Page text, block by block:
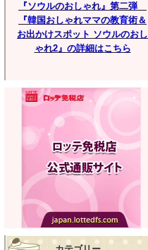
『ソウルのおしゃれ』第二弾
『韓国おしゃれママの教育術＆
お出かけスポット ソウルのおし
ゃれ2』の詳細はこちら